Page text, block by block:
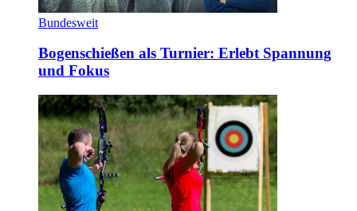
Bundesweit
Bogenschießen als Turnier: Erlebt Spannung
und Fokus